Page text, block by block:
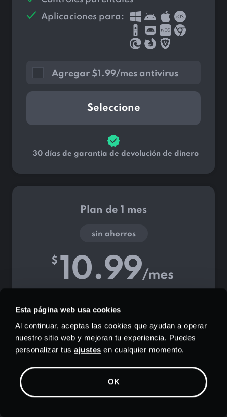
Esta página web usa cookies
Al continuar, aceptas las cookies que ayudan a operar
nuestro sitio web y mejoran tu experiencia. Puedes
personalizar tusajustes en cualquier momento.
OK
Aplicaciones para:
Agregar $1.99/mes antivirus
Seleccione
30 días de garantía de devolución de dinero
Plan de 1 mes
sin ahorros
$ 10.99/mes
10 conexiones
Soporte de transmisión
Bloqueador de anuncios
Dispositivos ilimitados